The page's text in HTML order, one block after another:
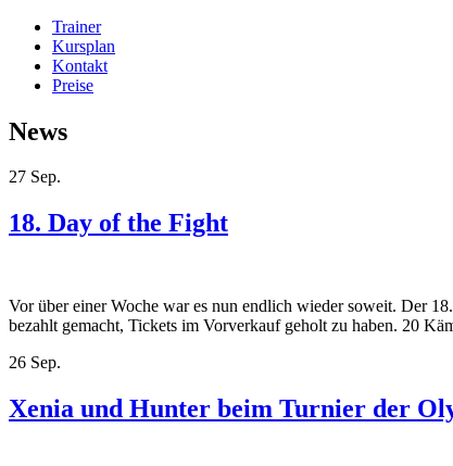
Trainer
Kursplan
Kontakt
Preise
News
27 Sep.
18. Day of the Fight
Vor über einer Woche war es nun endlich wieder soweit. Der
bezahlt gemacht, Tickets im Vorverkauf geholt zu haben. 20
26 Sep.
Xenia und Hunter beim Turnier der